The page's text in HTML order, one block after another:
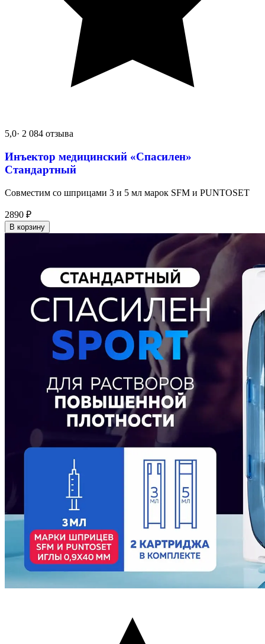
5,0· 2 084 отзыва
Инъектор медицинский «Спасилен»
Стандартный
Совместим со шприцами 3 и 5 мл марок SFM и PUNTOSET
2890 ₽
В корзину